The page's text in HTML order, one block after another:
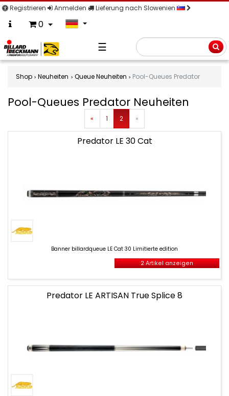
Registrieren Anmelden Lieferung nach Slowenien
0
☰
Shop Neuheiten Queue Neuheiten Pool-Queues Predator
Pool-Queues Predator Neuheiten
« Zurück
1 2 »Vor
Pool-
Predator LE 30 Cat
Banner
Limitierte
Banner billardqueue LE Cat 30 Limitierte edition
2 Artikel anzeigen
Predator LE ARTISAN True Splice 8
banner